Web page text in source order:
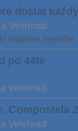
dostal
Velehrad
najdete nejníže
po 44té
Velehrad
Compostela
Velehrad